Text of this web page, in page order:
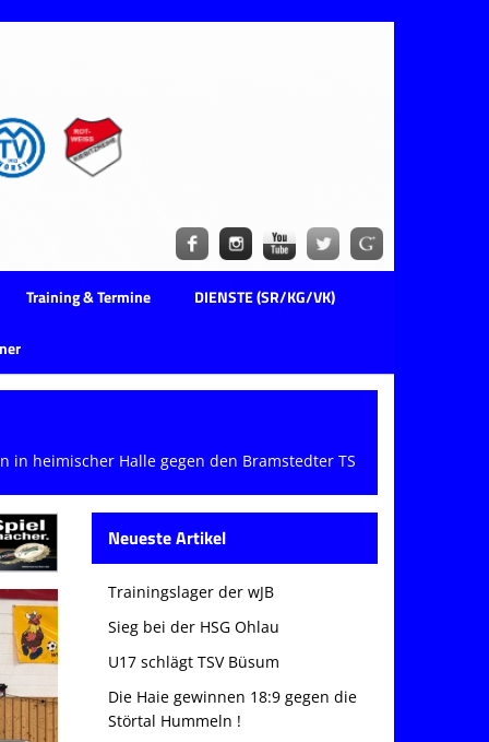
Training & Termine DIENSTE (SR/KG/VK)
in heimischer Halle gegen den Bramstedter TS
Neueste Artikel
Trainingslager der wJB
Sieg bei der HSG Ohlau
U17 schlägt TSV Büsum
Die Haie gewinnen 18:9 gegen die
Störtal Hummeln !